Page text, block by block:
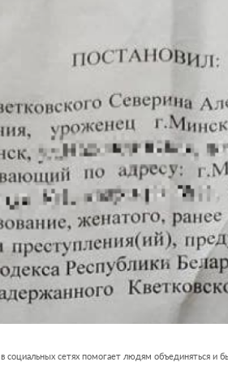
социальных сетях помогает людям объединяться